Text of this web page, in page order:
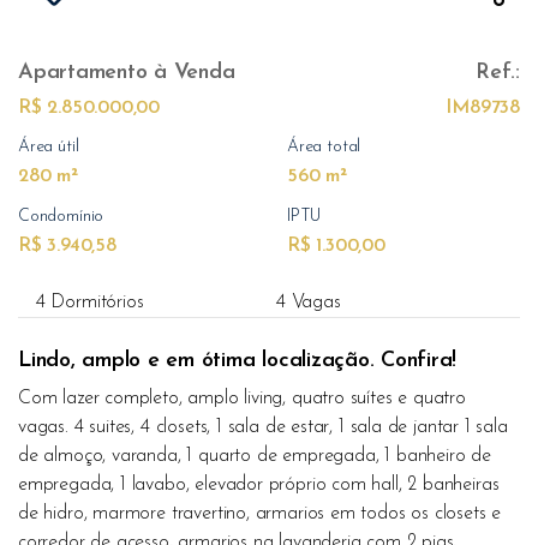
Apartamento à Venda
R$ 2.850.000,00
Ref.:
IM89738
Área útil
280 m²
Área total
560 m²
Condomínio
R$ 3.940,58
IPTU
R$ 1.300,00
4 Dormitórios 4 Vagas
Lindo, amplo e em ótima localização. Confira!
Com lazer completo, amplo living, quatro suítes e quatro
vagas. 4 suites, 4 closets, 1 sala de estar, 1 sala de jantar 1 sala
de almoço, varanda, 1 quarto de empregada, 1 banheiro de
empregada, 1 lavabo, elevador próprio com hall, 2 banheiras
de hidro, marmore travertino, armarios em todos os closets e